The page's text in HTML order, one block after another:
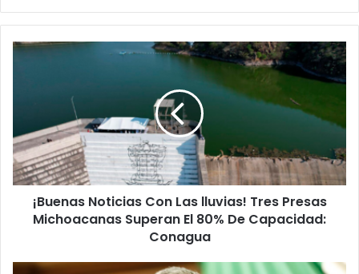
¡Buenas
Tres
Presas
Michoacanas
Superan
Conagua
¡Buenas Noticias Con Las lluvias! Tres Presas
Michoacanas Superan El 80% De Capacidad:
Conagua